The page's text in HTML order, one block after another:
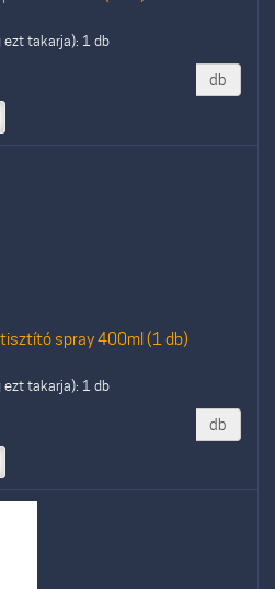
ezt takarja): 1 db
db
spray 400ml (1 db)
ezt takarja): 1 db
db